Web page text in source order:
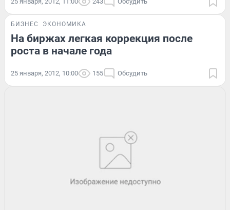
БИЗНЕС ЭКОНОМИКА
На биржах легкая коррекция после
роста в начале года
25 января, 2012, 10:00 155 Обсудить